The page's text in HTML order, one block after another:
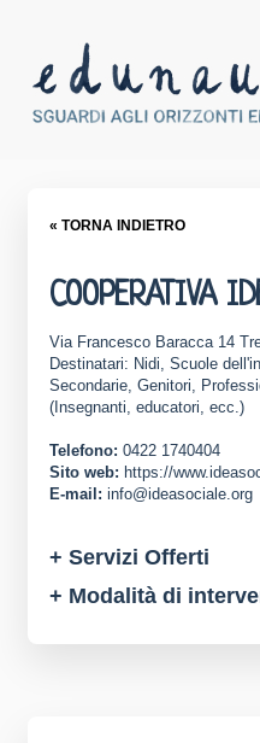
« TORNA INDIETRO
COOPERATIVA
Via Francesco Baracca 14
Destinatari: Nidi, Scuole
Secondarie, Genitori,
(Insegnanti, educatori, ecc.)
Telefono: 0422 1740404
Sito web: https://
E-mail: info@ideasociale.org
+ Servizi Offerti
+ Modalità di